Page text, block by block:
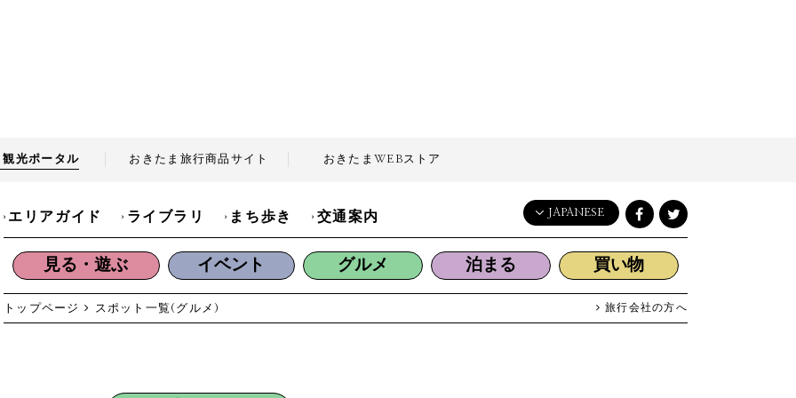
観光ポータル おきたま旅行商品 サイト おきたま WEBストア
エリアガイド ライブラリ まち歩き 交通案内 JAPANESE
English
日本語
简体中文
見る・遊ぶ イベント グルメ 泊まる 買い物
トップページ スポット一覧 (グルメ) 旅行会社の方へ